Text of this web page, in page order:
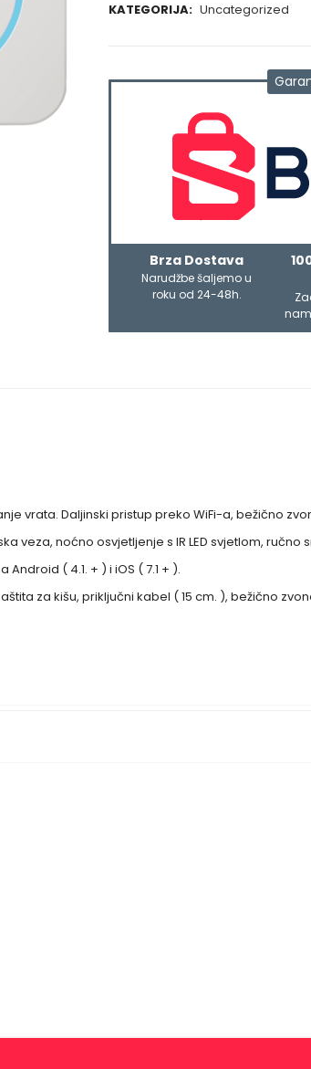
KATEGORIJA: Uncategorized
Brza Dostava
Narudžbe šaljemo u
roku od 24-48h.
vrata. Daljinski pristup preko WiFi-a, bežično
veza, noćno osvjetljenje s IR LED svjetlom,
( 4.1. + ) i iOS ( 7.1 + ).
za kišu, priključni kabel ( 15 cm. ), bežično